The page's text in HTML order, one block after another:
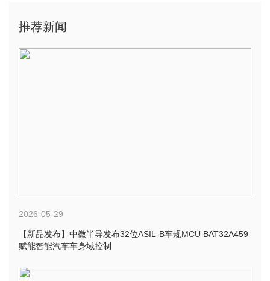
推荐新闻
2026-05-29
【新品发布】中微半导发布32位ASIL-B车规MCU BAT32A459
赋能智能汽车车身域控制